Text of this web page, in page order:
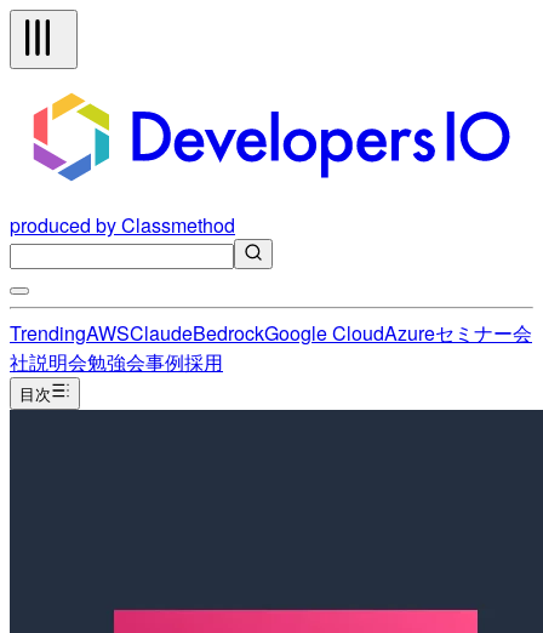
produced by Classmethod
TrendingAWSClaudeBedrockGoogle CloudAzureセミナー会
社説明会勉強会事例採用
目次